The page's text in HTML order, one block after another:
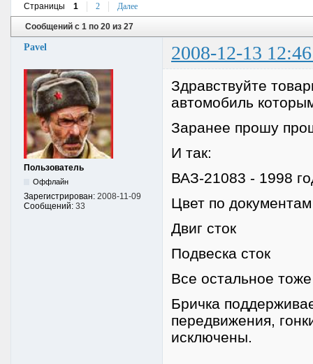
Страницы 1 2 Далее
Сообщений с 1 по 20 из 27
Pavel 2008-12-13
Пользователь
Оффлайн
Зарегистрирован: 2008-11-09
Сообщений: 33
Здравствуйте
автомобиль
Заранее прошу
И так:
ВАЗ-21083 - 1998
Цвет по
Двиг сток
Подвеска сток
Все остальное тоже
Бричка
передвижения,
исключены.